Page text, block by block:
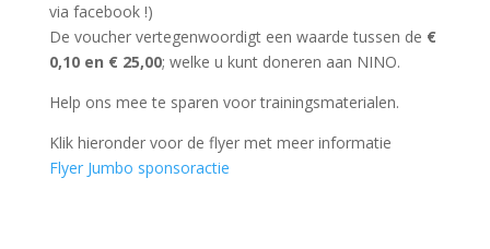
via facebook !)
De voucher vertegenwoordigt een waarde tussen de €
0,10 en € 25,00; welke u kunt doneren aan NINO.
Help ons mee te sparen voor trainingsmaterialen.
Klik hieronder voor de flyer met meer informatie
Flyer Jumbo sponsoractie